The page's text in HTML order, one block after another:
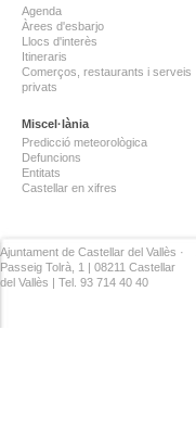
Agenda
Àrees d'esbarjo
Llocs d'interès
Itineraris
Comerços, restaurants i serveis
privats
Miscel·lània
Predicció meteorològica
Defuncions
Entitats
Castellar en xifres
Ajuntament de Castellar del Vallès ·
Passeig Tolrà, 1 | 08211 Castellar
del Vallès | Tel. 93 714 40 40